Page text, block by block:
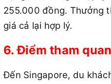
255.000 đồng. Thưởng
giá cả lại hợp lý.
6. Điểm tham
Đến Singapore, du